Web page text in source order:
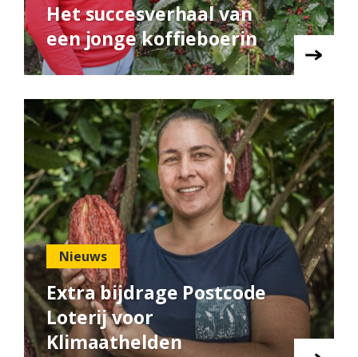
Het succesverhaal van
een jonge koffieboerin
Nieuws
Extra bijdrage Postcode
Loterij voor
Klimaathelden